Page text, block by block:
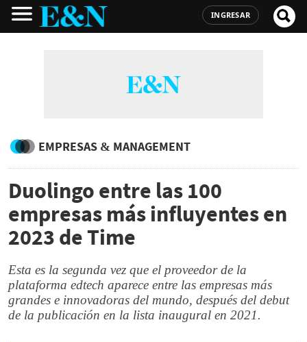
INGRESAR
EMPRESAS & MANAGEMENT
Duolingo entre las 100
empresas más influyentes en
2023 de Time
Esta es la segunda vez que el proveedor de la
plataforma edtech aparece entre las empresas más
grandes e innovadoras del mundo, después del debut
de la publicación en la lista inaugural en 2021.